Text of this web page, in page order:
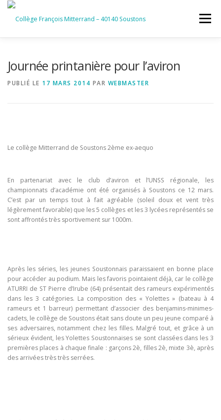
Aller
contenu
Menu
Journée printanière pour l’aviron
PUBLIÉ LE 17 MARS 2014 PAR WEBMASTER
Le collège Mitterrand de Soustons 2ème ex-aequo
En partenariat avec le club d’aviron et l’UNSS régionale, les
championnats d’académie ont été organisés à Soustons ce 12 mars.
C’est par un temps tout à fait agréable (soleil doux et vent très
légèrement favorable) que les 5 collèges et les 3 lycées représentés se
sont affrontés très sportivement sur 1000m.
Après les séries, les jeunes Soustonnais paraissaient en bonne place
pour accéder au podium. Mais les favoris pointaient déjà, car le collège
ATURRI de ST Pierre d’Irube (64) présentait des rameurs expérimentés
dans les 3 catégories. La composition des « Yolettes » (bateau à 4
rameurs et 1 barreur) permettant d’associer des benjamins-minimes-
cadets, le collège de Soustons était sans doute un peu jeune comparé à
ses adversaires, notamment chez les filles. Malgré tout, et grâce à un
sérieux évident, les Yolettes Soustonnaises se sont classées dans les 3
premières places à chaque finale : garçons 2è, filles 2è, mixte 3è, après
des arrivées très très serrées.